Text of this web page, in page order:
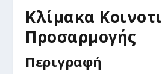
Κλίμακα
Προσαρμογής
Περιγραφή